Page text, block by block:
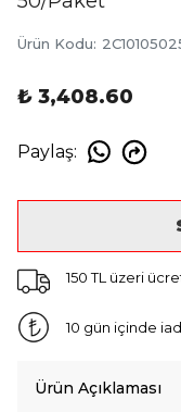
Ürün Kodu:
₺ 3,408.60
Paylaş:
150 TL üzeri
10 gün içinde
Ürün Açıklaması